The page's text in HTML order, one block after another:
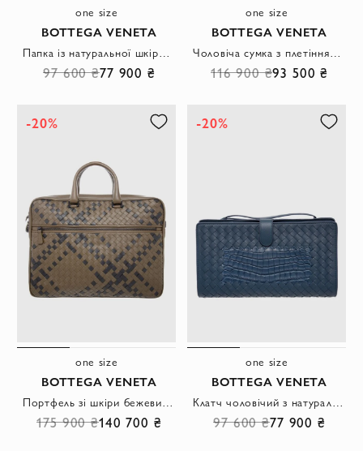
one size
BOTTEGA VENETA
Папка із натуральної шкіри синя чоловіча
97 600 ₴77 900 ₴
one size
BOTTEGA VENETA
Чоловіча сумка з плетінням Intrecciato з м'якої шкіри та регульованим ременем
116 900 ₴93 500 ₴
-20%
one size
BOTTEGA VENETA
Портфель зі шкіри бежевий чоловічий
175 900 ₴140 700 ₴
-20%
one size
BOTTEGA VENETA
Клатч чоловічий з натуральної шкіри та шкіри крокодила синій
97 600 ₴77 900 ₴